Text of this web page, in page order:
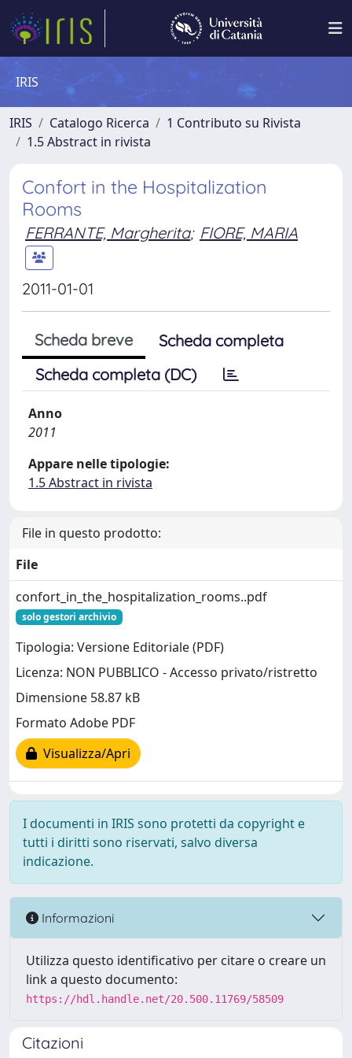
IRIS
IRIS Catalogo Ricerca
1 Contributo su Rivista
1.5 Abstract in rivista
Confort in the Hospitalization
Rooms
FERRANTE, Margherita; FIORE, MARIA
2011-01-01
Scheda breve
Scheda completa
Scheda completa (DC)
Anno
2011
Appare nelle tipologie:
1.5 Abstract in rivista
File in questo prodotto:
File
confort_in_the_hospitalization_rooms..pdf
solo gestori archivio
Tipologia: Versione Editoriale (PDF)
Licenza: NON PUBBLICO - Accesso privato/ristretto
Dimensione 58.87 kB
Formato Adobe PDF
Visualizza/Apri
I documenti in IRIS sono protetti da copyright e
tutti i diritti sono riservati, salvo diversa
indicazione.
Informazioni
Utilizza questo identificativo per citare o creare un
link a questo documento:
https://hdl.handle.net/20.500.11769/58509
Citazioni